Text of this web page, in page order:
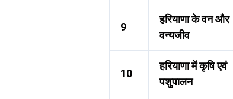
9
हरियाणा के वन और
वन्यजीव
10
हरियाणा में कृषि एवं
पशुपालन